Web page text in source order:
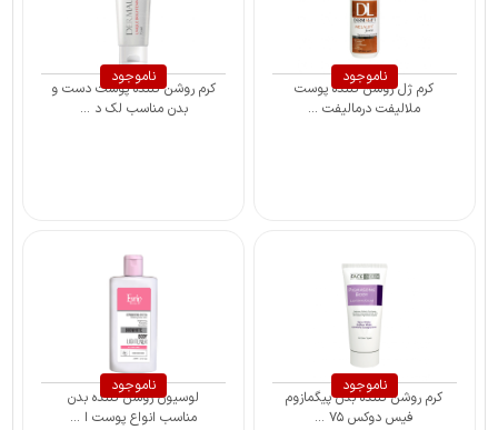
ناموجود
کرم ژل روشن کننده پوست
ملالیفت درمالیفت ...
ناموجود
کرم روشن کننده پوست دست و
بدن مناسب لک د ...
ناموجود
کرم روشن کننده بدن پیگمازوم
فیس دوکس ۷۵ ...
ناموجود
لوسیون روشن کننده بدن
مناسب انواع پوست ا ...